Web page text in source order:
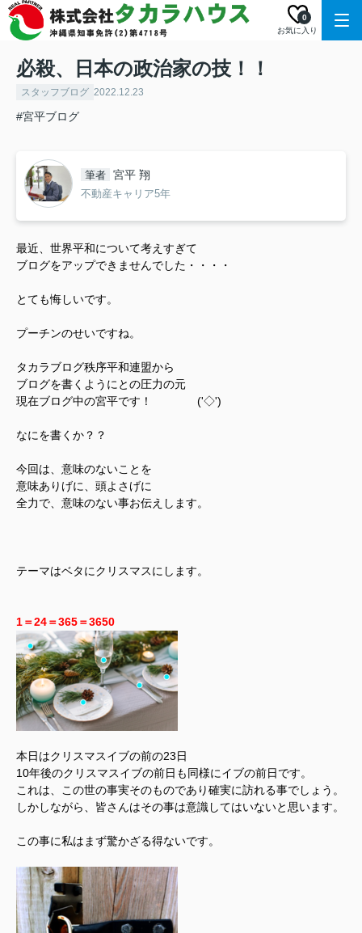
お気に入り
0
必殺、日本の政治家の技！！
スタッフブログ 2022.12.23
#宮平ブログ
筆者 宮平 翔
不動産キャリア5年
最近、世界平和について考えすぎて
ブログをアップできませんでした・・・・
とても悔しいです。
プーチンのせいですね。
タカラブログ秩序平和連盟から
ブログを書くようにとの圧力の元
現在ブログ中の宮平です！ ('◇')ゞ
なにを書くか？？
今回は、意味のないことを
意味ありげに、頭よさげに
全力で、意味のない事お伝えします。
テーマはベタにクリスマスにします。
1＝24＝365＝3650
本日はクリスマスイブの前の23日
10年後のクリスマスイブの前日も同様にイブの前日です。
これは、この世の事実そのものであり確実に訪れる事でしょう。
しかしながら、皆さんはその事は意識してはいないと思います。
この事に私はまず驚かざる得ないです。